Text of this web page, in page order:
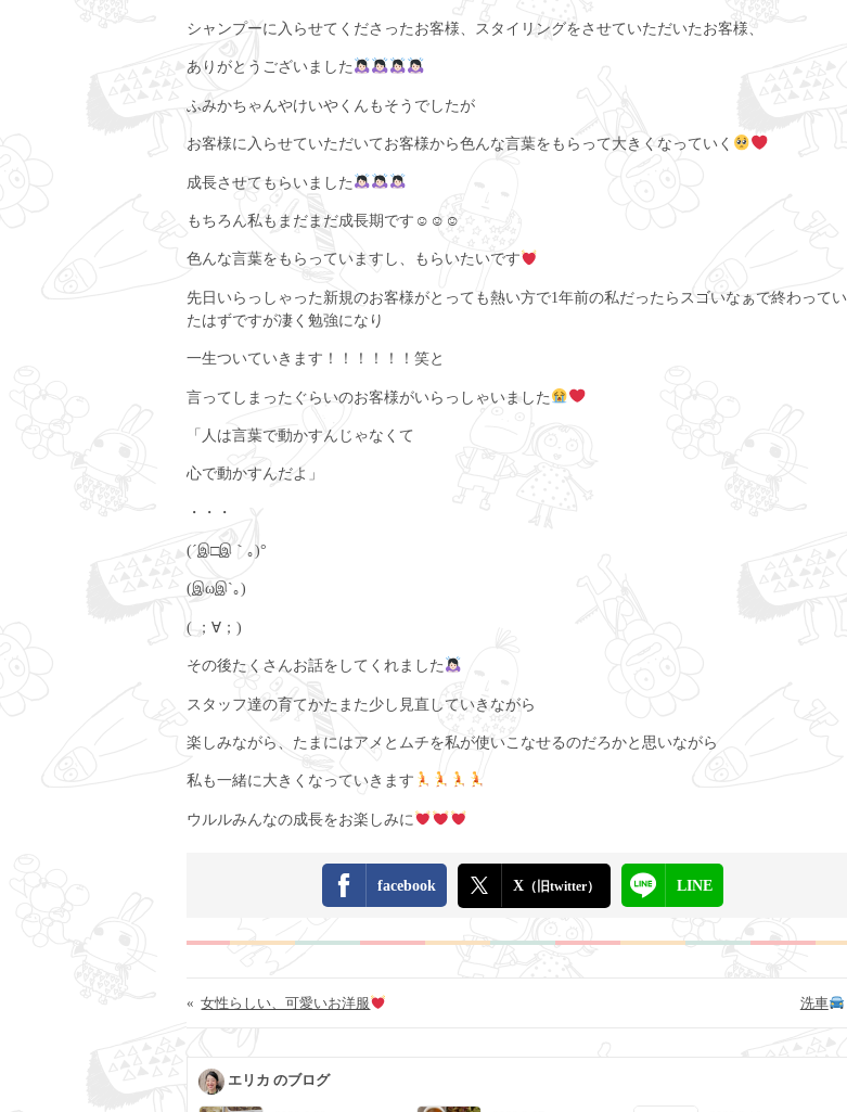
シャンプーに入らせてくださったお客様、スタイリングをさせていただいたお客様、
ありがとうございました
ふみかちゃんやけいやくんもそうでしたが
お客様に入らせていただいてお客様から色んな言葉をもらって大きくなっていく
成長させてもらいました
もちろん私もまだまだ成長期です☺︎☺︎☺︎
色んな言葉をもらっていますし、もらいたいです
先日いらっしゃった新規のお客様がとっても熱い方で1年前の私だったらスゴいなぁで終わってい
たはずですが凄く勉強になり
一生ついていきます！！！！！！笑と
言ってしまったぐらいのお客様がいらっしゃいました
「人は言葉で動かすんじゃなくて
心で動かすんだよ」
・・・
(´இ□இ｀｡)°
(இωஇ`｡)
( ；∀；)
その後たくさんお話をしてくれました
スタッフ達の育てかたまた少し見直していきながら
楽しみながら、たまにはアメとムチを私が使いこなせるのだろかと思いながら
私も一緒に大きくなっていきます
ウルルみんなの成長をお楽しみに
facebook X （旧twitter） LINE
« 女性らしい、可愛いお洋服 洗車
エリカ のブログ